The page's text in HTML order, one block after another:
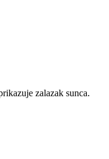
zalazak sunca.